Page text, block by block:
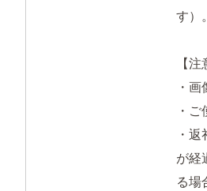
す）。
【注
・
・
・
が経
る場